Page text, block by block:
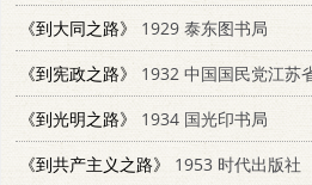
《到大同之路》
1929 泰东图书局
《到宪政之路》
1932 中国国民党江苏
《到光明之路》
1934 国光印书局
《到共产主义之路》
1953 时代出版社